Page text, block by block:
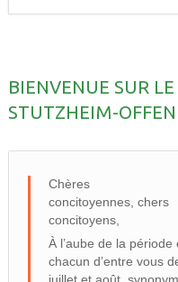
BIENVENUE SUR
STUTZHEIM-
Chères
concitoyennes, chers
concitoyens,
À l’aube de la
chacun d’entre vous